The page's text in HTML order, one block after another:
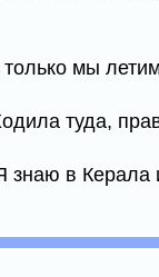
мы
туда,
в Керала